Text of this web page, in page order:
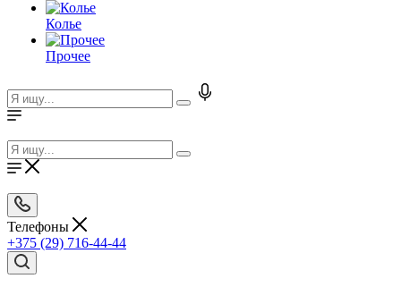
Колье
Прочее
Телефоны
+375 (29) 716-44-44